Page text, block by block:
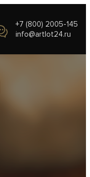
+7 (800) 2005-145
info@artlot24.ru